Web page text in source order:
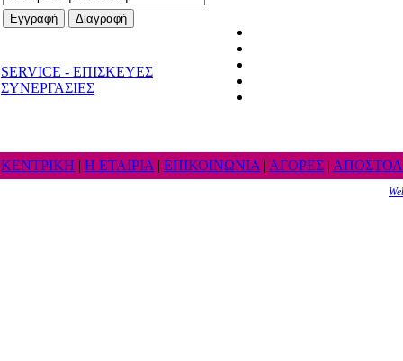
SERVICE - ΕΠΙΣΚΕΥΕΣ
ΣΥΝΕΡΓΑΣΙΕΣ
ΚΕΝΤΡΙΚΗ | Η ΕΤΑΙΡΙΑ | ΕΠΙΚΟΙΝΩΝΙΑ | ΑΓΟΡΕΣ |